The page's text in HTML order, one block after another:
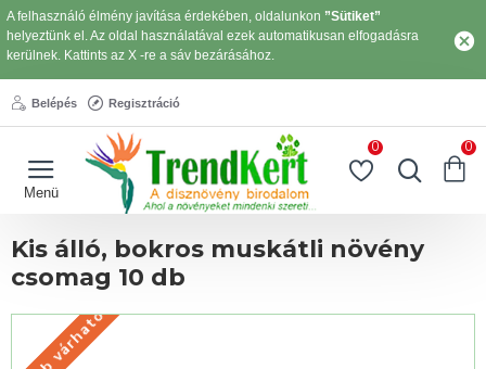
A felhasználó élmény javítása érdekében, oldalunkon ”Sütiket”
helyeztünk el. Az oldal használatával ezek automatikusan elfogadásra
kerülnek. Kattints az X -re a sáv bezárásához.
Belépés Regisztráció
0 0
Kis álló, bokros muskátli növény
csomag 10 db